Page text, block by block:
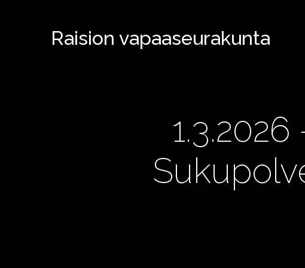
Raision vapaaseurakunta